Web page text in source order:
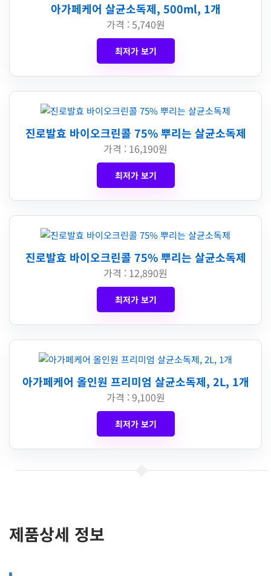
아가페케어 살균소독제, 500ml, 1개
가격 : 5,740원
최저가 보기
진로발효 바이오크린콜 75% 뿌리는 살균소독제
가격 : 16,190원
최저가 보기
진로발효 바이오크린콜 75% 뿌리는 살균소독제
가격 : 12,890원
최저가 보기
아가페케어 올인원 프리미엄 살균소독제, 2L, 1개
가격 : 9,100원
최저가 보기
제품상세 정보